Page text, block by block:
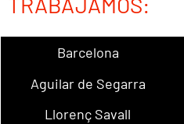
Barcelona
Aguilar de Segarra
Llorenç Savall